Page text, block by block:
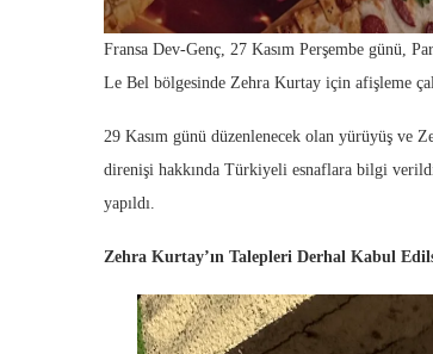
Fransa Dev-Genç, 27 Kasım Perşembe günü,
Le Bel bölgesinde Zehra Kurtay için afişleme
29 Kasım günü düzenlenecek olan yürüyüş ve
direnişi hakkında Türkiyeli esnaflara bilgi verildi
yapıldı.
Zehra Kurtay’ın Talepleri Derhal Kabul